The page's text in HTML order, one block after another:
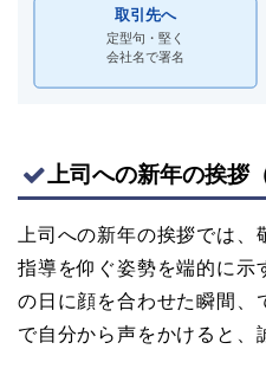
上司への新年の挨拶
上司への新年の挨拶では
指導を仰ぐ姿勢を端的に示
の日に顔を合わせた瞬間、
で自分から声をかけると、